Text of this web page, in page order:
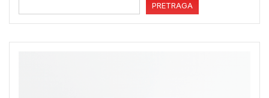
PRETRAGA